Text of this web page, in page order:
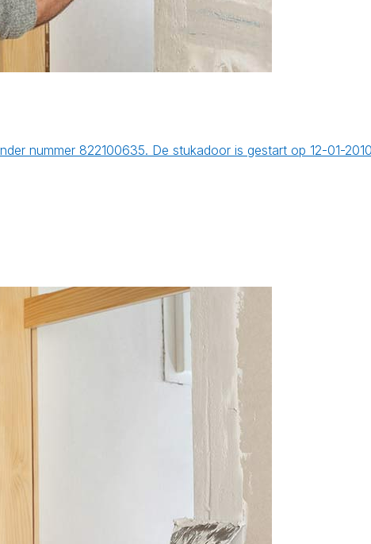
nummer 822100635. De stukadoor is gestart op 12-01-